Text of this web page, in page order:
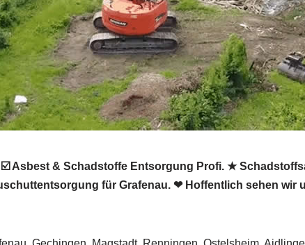
Asbest & Schadstoffe Entsorgung Profi. ★
für Grafenau. ❤ Hoffentlich sehen wir